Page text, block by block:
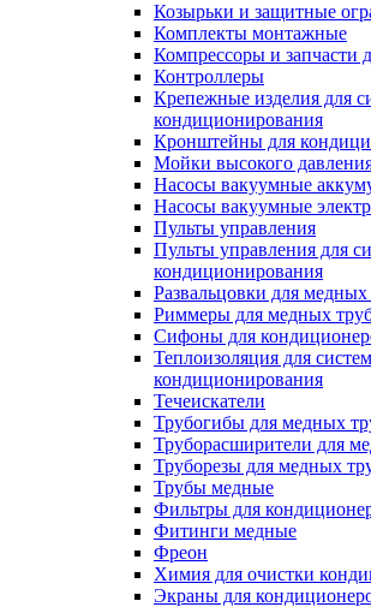
Козырьки и защитные
Комплекты монтажные
Компрессоры и запчасти
Контроллеры
Крепежные изделия для
кондиционирования
Кронштейны для
Мойки высокого
Насосы вакуумные
Насосы вакуумные
Пульты управления
Пульты управления для
кондиционирования
Развальцовки для медных
Риммеры для медных
Сифоны для
Теплоизоляция для систем
кондиционирования
Течеискатели
Трубогибы для медных
Труборасширители для
Труборезы для медных
Трубы медные
Фильтры для
Фитинги медные
Фреон
Химия для очистки
Экраны для